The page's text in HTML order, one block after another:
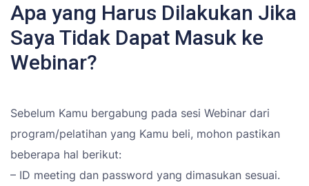
Apa yang Harus Dilakukan Jika
Saya Tidak Dapat Masuk ke
Webinar?
Sebelum Kamu bergabung pada sesi Webinar dari
program/pelatihan yang Kamu beli, mohon pastikan
beberapa hal berikut:
– ID meeting dan password yang dimasukan sesuai.